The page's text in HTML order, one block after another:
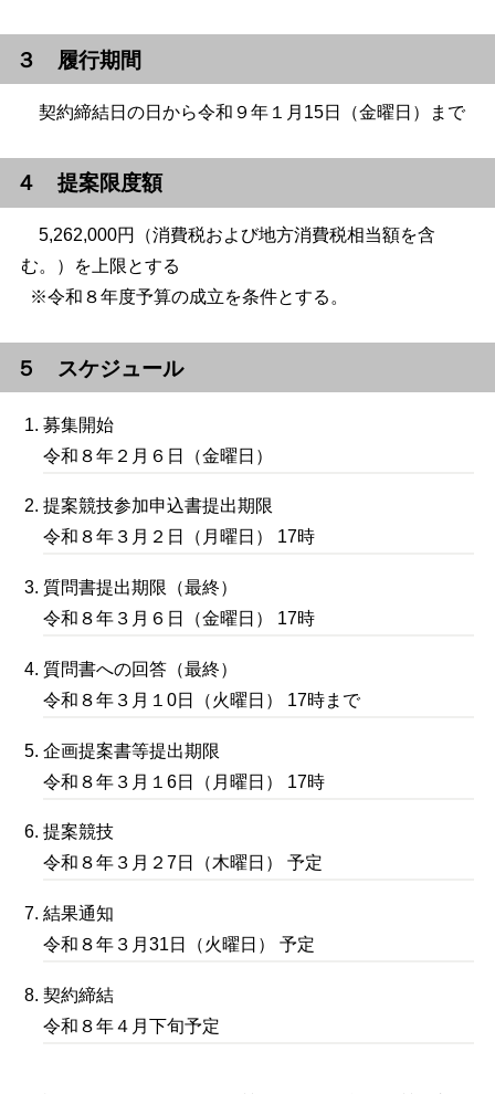
３ 履行期間
契約締結日の日から令和９年１月15日（金曜日）まで
４ 提案限度額
5,262,000円（消費税および地方消費税相当額を含
む。）を上限とする
※令和８年度予算の成立を条件とする。
５ スケジュール
募集開始
令和８年２月６日（金曜日）
提案競技参加申込書提出期限
令和８年３月２日（月曜日） 17時
質問書提出期限（最終）
令和８年３月６日（金曜日） 17時
質問書への回答（最終）
令和８年３月１0日（火曜日） 17時まで
企画提案書等提出期限
令和８年３月１6日（月曜日） 17時
提案競技
令和８年３月２7日（木曜日） 予定
結果通知
令和８年３月31日（火曜日） 予定
契約締結
令和８年４月下旬予定